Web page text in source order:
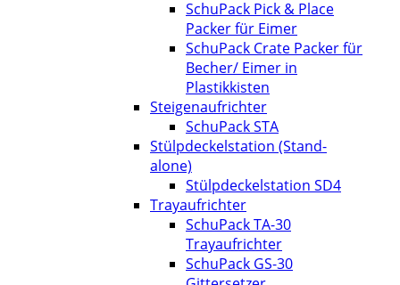
SchuPack Pick & Place
Packer für Eimer
SchuPack Crate Packer für
Becher/ Eimer in
Plastikkisten
Steigenaufrichter
SchuPack STA
Stülpdeckelstation (Stand-
alone)
Stülpdeckelstation SD4
Trayaufrichter
SchuPack TA-30
Trayaufrichter
SchuPack GS-30